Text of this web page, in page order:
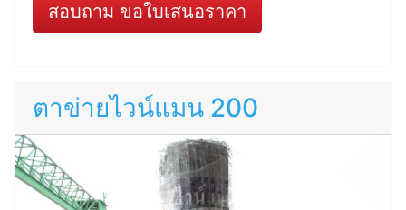
สอบถาม ขอใบเสนอราคา
ตาข่ายไวน์แมน 200